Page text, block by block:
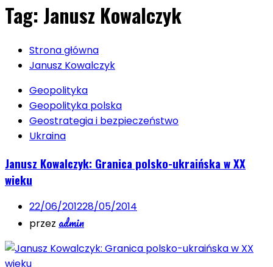
Tag: Janusz Kowalczyk
Strona główna
Janusz Kowalczyk
Geopolityka
Geopolityka polska
Geostrategia i bezpieczeństwo
Ukraina
Janusz Kowalczyk: Granica polsko-ukraińska w XX
wieku
22/06/201228/05/2014
przez admin